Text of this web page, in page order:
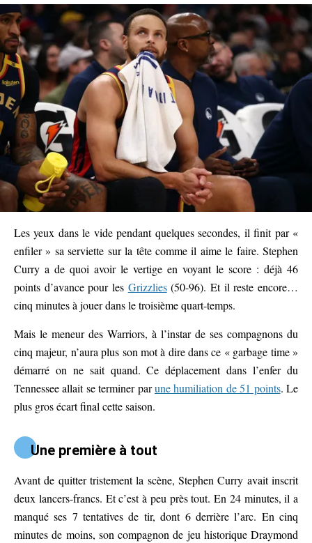
Les yeux dans le vide pendant quelques secondes, il finit par «
enfiler » sa serviette sur la tête comme il aime le faire. Stephen
Curry a de quoi avoir le vertige en voyant le score : déjà 46
points d’avance pour les Grizzlies(50-96). Et il reste encore…
cinq minutes à jouer dans le troisième quart-temps.
Mais le meneur des Warriors, à l’instar de ses compagnons du
cinq majeur, n’aura plus son mot à dire dans ce « garbage time »
démarré on ne sait quand. Ce déplacement dans l’enfer du
Tennessee allait se terminer parune humiliation de 51 points. Le
plus gros écart final cette saison.
Une première à tout
Avant de quitter tristement la scène, Stephen Curry avait inscrit
deux lancers-francs. Et c’est à peu près tout. En 24 minutes, il a
manqué ses 7 tentatives de tir, dont 6 derrière l’arc. En cinq
minutes de moins, son compagnon de jeu historique Draymond